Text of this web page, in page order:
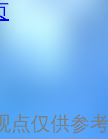
点仅供参